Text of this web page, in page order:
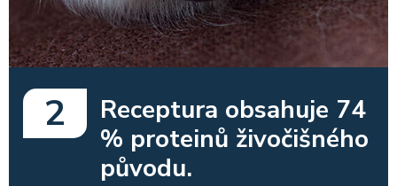
2
Receptura obsahuje 74
% proteinů živočišného
původu.